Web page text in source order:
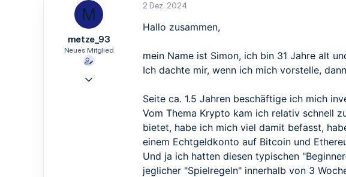
m
t
M
metze_93
Neues Mitglied
2 Dez. 2024
Hallo zusammen,
mein Name ist Simon, ich bin 31 Jahre alt
Ich dachte mir, wenn ich mich vorstelle,
Seite ca. 1.5 Jahren beschäftige ich mich
Vom Thema Krypto kam ich relativ schnell
bietet, habe ich mich viel damit befasst,
einem Echtgeldkonto auf Bitcoin und
Und ja ich hatten diesen typischen
jeglicher "Spielregeln" innerhalb von 3